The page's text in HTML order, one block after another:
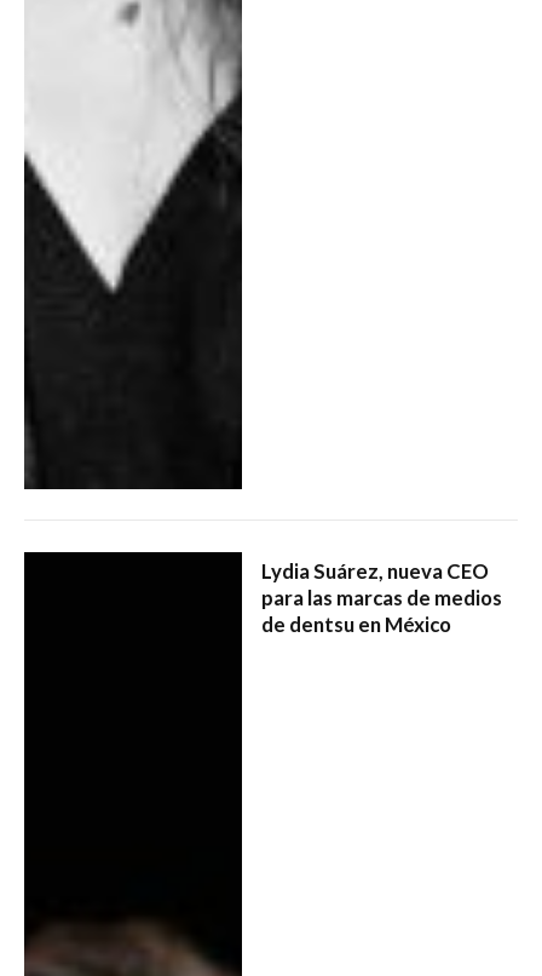
Lydia Suárez, nueva CEO
para las marcas de medios
de dentsu en México